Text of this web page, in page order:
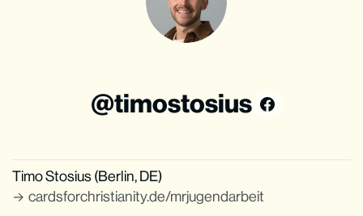
timostosius
Timo Stosius (Berlin, DE)
cardsforchristianity.de/mrjugendarbeit